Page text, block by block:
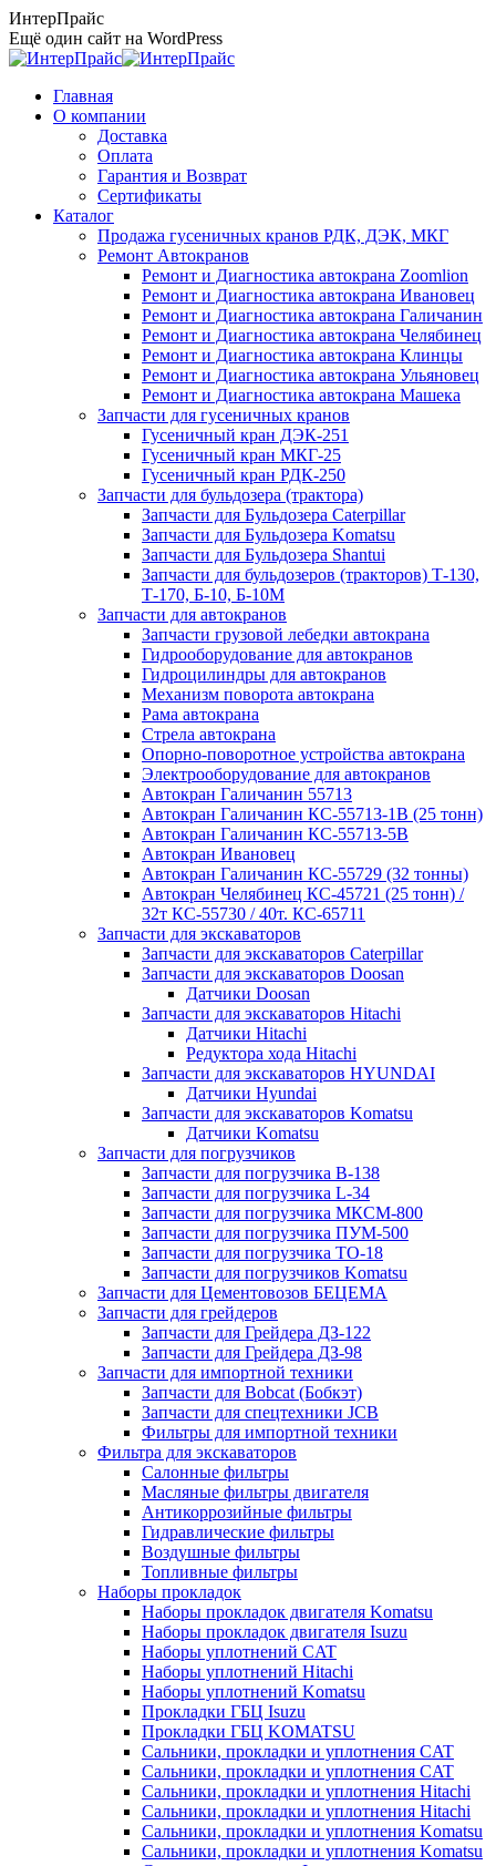
Перейти
к
содержанию
ИнтерПрайс
Ещё один сайт на WordPress
Главная
О компании
Доставка
Оплата
Гарантия и Возврат
Сертификаты
Каталог
Продажа гусеничных кранов РДК, ДЭК, МКГ
Ремонт Автокранов
Ремонт и Диагностика автокрана Zoomlion
Ремонт и Диагностика автокрана Ивановец
Ремонт и Диагностика автокрана Галичанин
Ремонт и Диагностика автокрана Челябинец
Ремонт и Диагностика автокрана Клинцы
Ремонт и Диагностика автокрана Ульяновец
Ремонт и Диагностика автокрана Машека
Запчасти для гусеничных кранов
Гусеничный кран ДЭК-251
Гусеничный кран МКГ-25
Гусеничный кран РДК-250
Запчасти для бульдозера (трактора)
Запчасти для Бульдозера Caterpillar
Запчасти для Бульдозера Komatsu
Запчасти для Бульдозера Shantui
Запчасти для бульдозеров (тракторов) Т-130,
Т-170, Б-10, Б-10М
Запчасти для автокранов
Запчасти грузовой лебедки автокрана
Гидрооборудование для автокранов
Гидроцилиндры для автокранов
Механизм поворота автокрана
Рама автокрана
Стрела автокрана
Опорно-поворотное устройства автокрана
Электрооборудование для автокранов
Автокран Галичанин 55713
Автокран Галичанин КС-55713-1В (25 тонн)
Автокран Галичанин КС-55713-5В
Автокран Ивановец
Автокран Галичанин КС-55729 (32 тонны)
Автокран Челябинец КС-45721 (25 тонн) /
32т КС-55730 / 40т. КС-65711
Запчасти для экскаваторов
Запчасти для экскаваторов Caterpillar
Запчасти для экскаваторов Doosan
Датчики Doosan
Запчасти для экскаваторов Hitachi
Датчики Hitachi
Редуктора хода Hitachi
Запчасти для экскаваторов HYUNDAI
Датчики Hyundai
Запчасти для экскаваторов Komatsu
Датчики Komatsu
Запчасти для погрузчиков
Запчасти для погрузчика B-138
Запчасти для погрузчика L-34
Запчасти для погрузчика МКСМ-800
Запчасти для погрузчика ПУМ-500
Запчасти для погрузчика ТО-18
Запчасти для погрузчиков Komatsu
Запчасти для Цементовозов БЕЦЕМА
Запчасти для грейдеров
Запчасти для Грейдера ДЗ-122
Запчасти для Грейдера ДЗ-98
Запчасти для импортной техники
Запчасти для Bobcat (Бобкэт)
Запчасти для спецтехники JCB
Фильтры для импортной техники
Фильтра для экскаваторов
Салонные фильтры
Масляные фильтры двигателя
Антикоррозийные фильтры
Гидравлические фильтры
Воздушные фильтры
Топливные фильтры
Наборы прокладок
Наборы прокладок двигателя Komatsu
Наборы прокладок двигателя Isuzu
Наборы уплотнений CAT
Наборы уплотнений Hitachi
Наборы уплотнений Komatsu
Прокладки ГБЦ Isuzu
Прокладки ГБЦ KOMATSU
Сальники, прокладки и уплотнения CAT
Сальники, прокладки и уплотнения CAT
Сальники, прокладки и уплотнения Hitachi
Сальники, прокладки и уплотнения Hitachi
Сальники, прокладки и уплотнения Komatsu
Сальники, прокладки и уплотнения Komatsu